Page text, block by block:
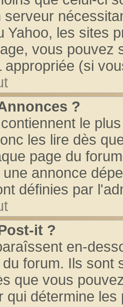
Yahoo, les sites
vous pouvez
appropriée (si
?
le
les lire dès
page du
annonce
définies par
it ?
en-
forum. Ils
que vous
qui détermine